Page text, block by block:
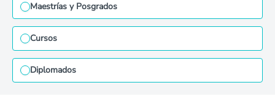
Maestrías y Posgrados
Cursos
Diplomados